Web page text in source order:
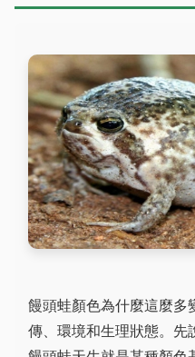
饅頭蛙顏色為什麼這麼多
傳、環境和生理狀態。先